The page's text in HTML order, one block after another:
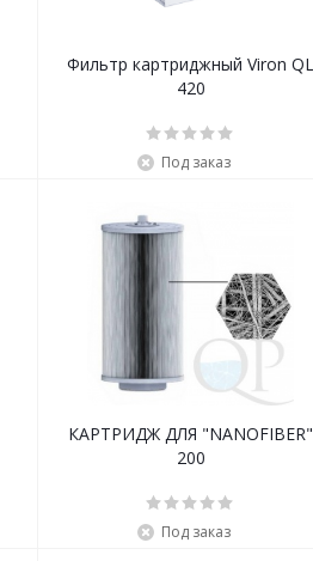
Фильтр картриджный Viron QL
420
Под заказ
КАРТРИДЖ ДЛЯ "NANOFIBER"
200
Под заказ